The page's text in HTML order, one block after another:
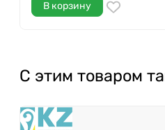
В корзину
С этим товаром